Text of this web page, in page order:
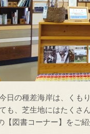
日の種差海岸は、くも
も、芝生地にはたくさ
【図書コーナー】をご